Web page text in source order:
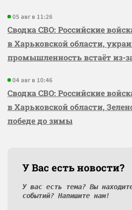
05 авг в 11:26
Сводка СВО: Российские
в Харьковской области,
промышленность встаёт из-
04 авг в 10:46
Сводка СВО: Российские
в Харьковской области,
победе до зимы
У Вас есть новости?
У вас есть тема? Вы
событий? Напишите нам!